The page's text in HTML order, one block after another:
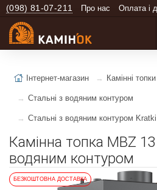
(098) 81-07-211 Про нас Оплата і
Інтернет-магазин Камінні топки
Стальні з водяним контуром
Стальні з водяним контуром Kratki
Камінна топка MBZ 13
водяним контуром
БЕЗКОШТОВНА ДОСТАВКА